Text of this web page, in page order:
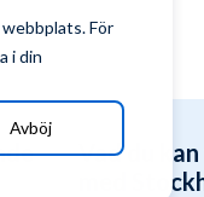
För
i din
Avböj
Vad du
med